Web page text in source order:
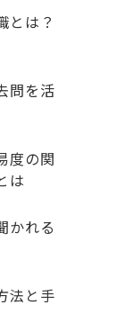
とは？
問を活
度の関
は
かれる
法と手